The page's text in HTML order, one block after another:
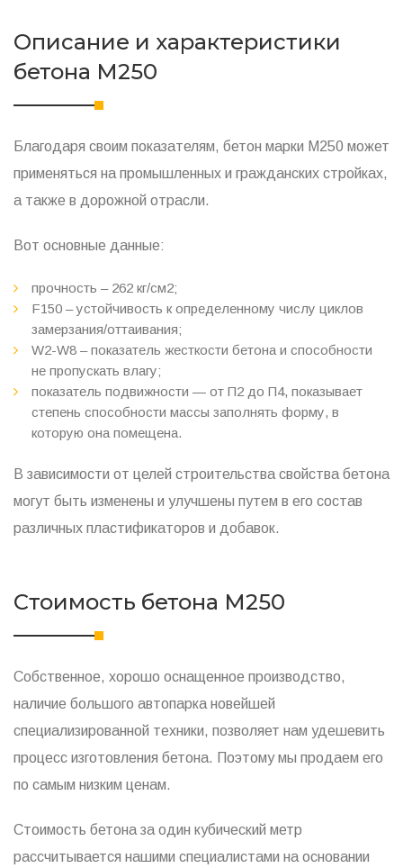
Описание и характеристики
бетона M250
Благодаря своим показателям, бетон марки М250 может
применяться на промышленных и гражданских стройках,
а также в дорожной отрасли.
Вот основные данные:
прочность – 262 кг/см2;
F150 – устойчивость к определенному числу циклов
замерзания/оттаивания;
W2-W8 – показатель жесткости бетона и способности
не пропускать влагу;
показатель подвижности — от П2 до П4, показывает
степень способности массы заполнять форму, в
которую она помещена.
В зависимости от целей строительства свойства бетона
могут быть изменены и улучшены путем в его состав
различных пластификаторов и добавок.
Стоимость бетона M250
Собственное, хорошо оснащенное производство,
наличие большого автопарка новейшей
специализированной техники, позволяет нам удешевить
процесс изготовления бетона. Поэтому мы продаем его
по самым низким ценам.
Стоимость бетона за один кубический метр
рассчитывается нашими специалистами на основании